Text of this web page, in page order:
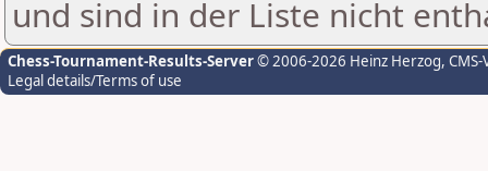
und sind in der Liste nicht
Chess-Tournament-Results-Server© 2006-2026 Heinz Herzog,
Legal details/Terms of use